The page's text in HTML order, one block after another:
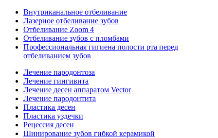
Внутриканальное отбеливание
Лазерное отбеливание зубов
Отбеливание Zoom 4
Отбеливание зубов с пломбами
Профессиональная гигиена полости рта перед
отбеливанием зубов
Лечение пародонтоза
Лечение гингивита
Лечение десен аппаратом Vector
Лечение пародонтита
Пластика десен
Пластика уздечки
Рецессия десен
Шинирование зубов гибкой керамикой